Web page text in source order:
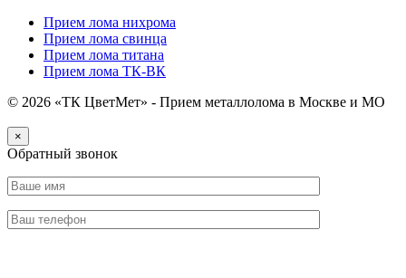
Прием лома нихрома
Прием лома свинца
Прием лома титана
Прием лома ТК-ВК
© 2026 «ТК ЦветМет» - Прием металлолома в Москве и МО
×
Обратный звонок